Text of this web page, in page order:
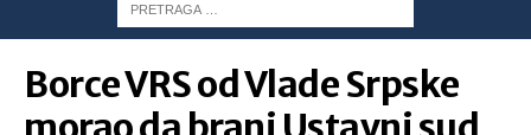
Borce VRS od Vlade Srpske